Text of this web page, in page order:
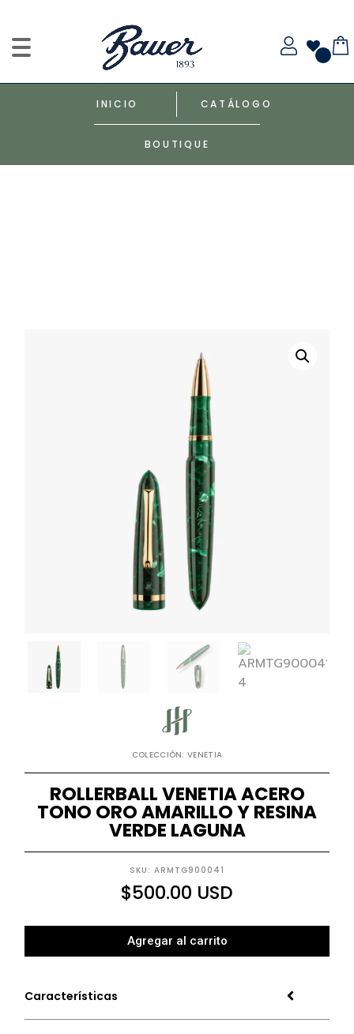
INICIO CATÁLOGO
BOUTIQUE
COLECCIÓN: VENETIA
ROLLERBALL VENETIA ACERO
TONO ORO AMARILLO Y RESINA
VERDE LAGUNA
SKU: ARMTG900041
$500.00 USD
Agregar al carrito
Características